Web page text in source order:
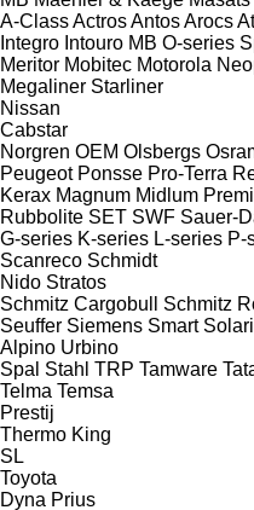
A-ClassActrosAntosArocs
Integro Intouro MB O-series
Meritor Mobitec Motorola
Megaliner Starliner
Nissan
Cabstar
Norgren OEM Olsbergs
Peugeot Ponsse Pro-Terra
Kerax Magnum Midlum
Rubbolite SET SWF Sauer-
G-series K-series L-series P-
Scanreco Schmidt
Nido Stratos
Schmitz Cargobull
Schmitz
Seuffer Siemens Smart
Alpino Urbino
Spal Stahl TRP Tamware
Telma Temsa
Prestij
Thermo King
SL
Toyota
Dyna Prius